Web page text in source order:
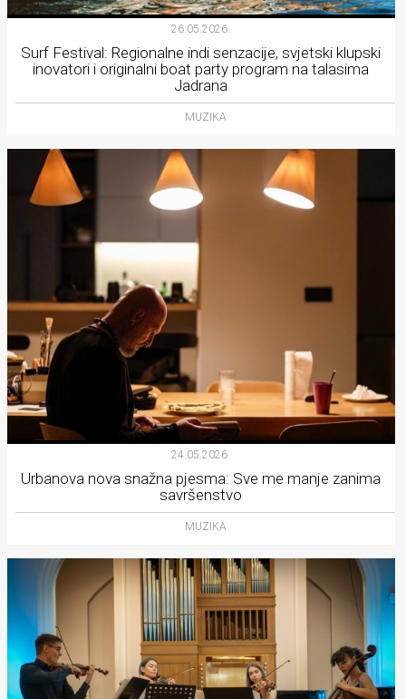
26.05.2026.
Surf Festival: Regionalne indi senzacije, svjetski klupski
inovatori i originalni boat party program na talasima
Jadrana
MUZIKA
24.05.2026.
Urbanova nova snažna pjesma: Sve me manje zanima
savršenstvo
MUZIKA